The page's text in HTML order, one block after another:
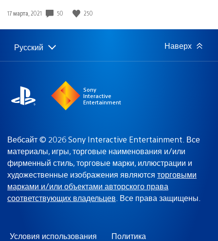
Дата
17 марта, 2021 50 250
Выбор
региона
Выбранный
регион:
Русский Наверх
Sony
Interactive
Entertainment
Вебсайт © 2026 Sony Interactive Entertainment. Все
материалы, игры, торговые наименования и/или
фирменный стиль, торговые марки, иллюстрации и
художественные изображения являются торговыми
марками и/или объектами авторского права
соответствующих владельцев. Все права защищены.
Условия использования Политика